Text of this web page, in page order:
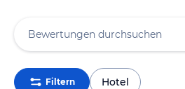
Filtern Hotel